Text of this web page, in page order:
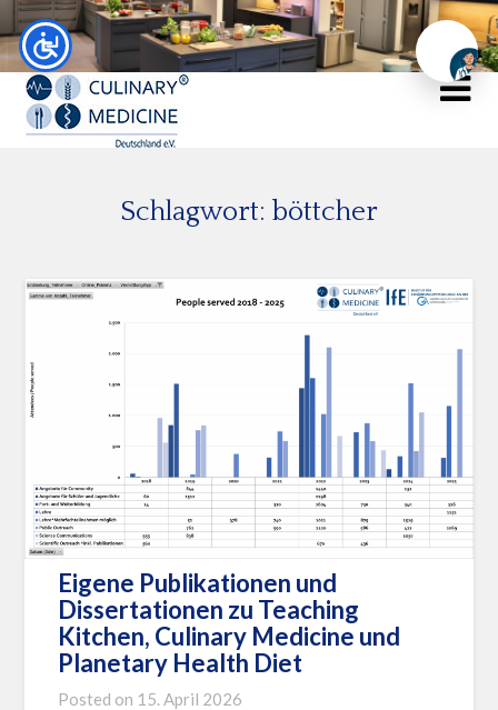
Schlagwort: böttcher
Eigene Publikationen und
Dissertationen zu Teaching
Kitchen, Culinary Medicine und
Planetary Health Diet
Posted on 15. April 2026
Chat